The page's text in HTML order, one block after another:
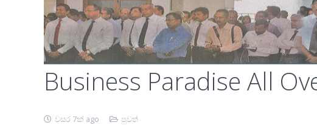
Business Paradise All
වසර 7ක් ago පුවත්